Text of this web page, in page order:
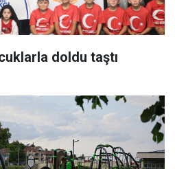
doldu taştı